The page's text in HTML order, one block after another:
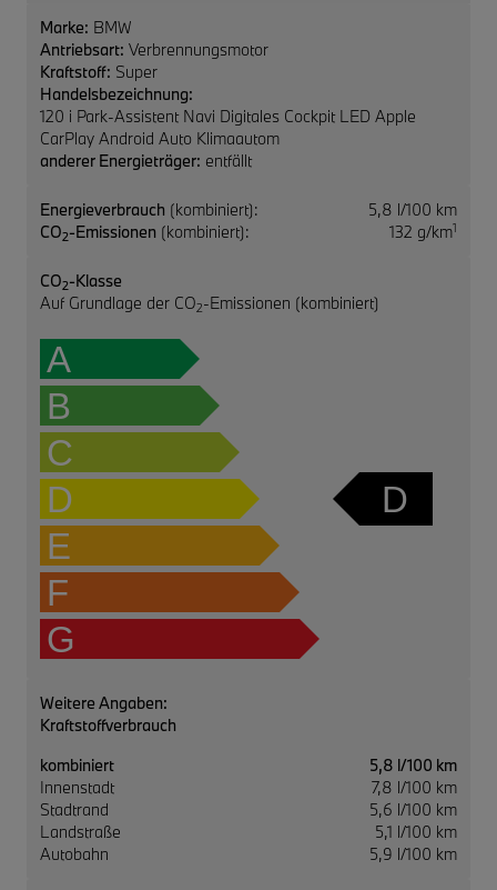
Marke: BMW
Antriebsart: Verbrennungsmotor
Kraftstoff: Super
Handelsbezeichnung:
120 i Park-Assistent Navi Digitales Cockpit LED Apple
CarPlay Android Auto Klimaautom
anderer Energieträger: entfällt
Energieverbrauch (kombiniert):
5,8 l/100 km
CO2-Emissionen (kombiniert): 132 g/km1
CO2-Klasse
Auf Grundlage der CO2-Emissionen (kombiniert)
A
B
C
D
E
F
G
D
Weitere Angaben:
Kraftstoffverbrauch
kombiniert
5,8 l/100 km
Innenstadt
7,8 l/100 km
Stadtrand
5,6 l/100 km
Landstraße
5,1 l/100 km
Autobahn
5,9 l/100 km